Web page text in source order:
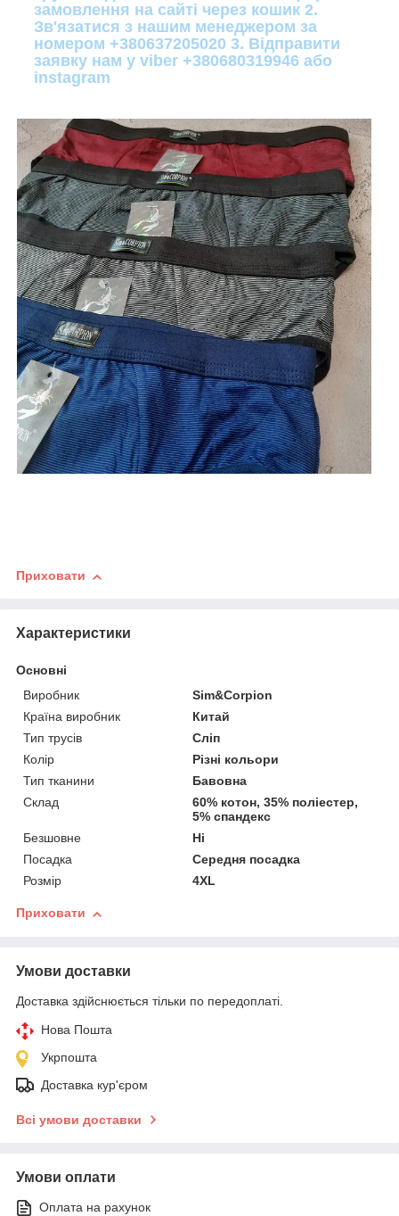
замовлення на сайті через кошик 2.
Зв'язатися з нашим менеджером за
номером +380637205020 3. Відправити
заявку нам у viber +380680319946 або
instagram
Приховати
Характеристики
Основні
Виробник
Sim&Corpion
Країна виробник
Китай
Тип трусів
Сліп
Колір
Різні кольори
Тип тканини
Бавовна
Склад
60% котон, 35% поліестер,
5% спандекс
Безшовне
Ні
Посадка
Середня посадка
Розмір
4XL
Приховати
Умови доставки
Доставка здійснюється тільки по передоплаті.
Нова Пошта
Укрпошта
Доставка кур'єром
Всі умови доставки
Умови оплати
Оплата на рахунок